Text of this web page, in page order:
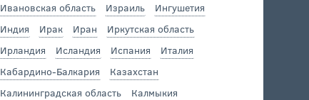
Ивановская область
Израиль
Ингушетия
Индия
Ирак Иран
Иркутская область
Ирландия
Исландия Испания
Италия
Кабардино-Балкария
Казахстан
Калининградская область
Калмыкия